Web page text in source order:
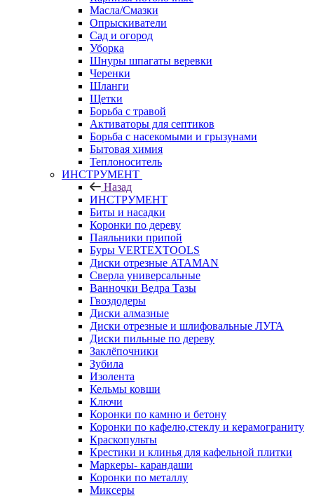
Масла/Смазки
Опрыскиватели
Сад и огород
Уборка
Шнуры шпагаты веревки
Черенки
Шланги
Щетки
Борьба с травой
Активаторы для септиков
Борьба с насекомыми и грызунами
Бытовая химия
Теплоноситель
ИНСТРУМЕНТ
Назад
ИНСТРУМЕНТ
Биты и насадки
Коронки по дереву
Паяльники припой
Буры VERTEXTOOLS
Диски отрезные ATAMAN
Сверла универсальные
Ванночки Ведра Тазы
Гвоздодеры
Диски алмазные
Диски отрезные и шлифовальные ЛУГА
Диски пильные по дереву
Заклёпочники
Зубила
Изолента
Кельмы ковши
Ключи
Коронки по камню и бетону
Коронки по кафелю,стеклу и керамограниту
Краскопульты
Крестики и клинья для кафельной плитки
Маркеры- карандаши
Коронки по металлу
Миксеры